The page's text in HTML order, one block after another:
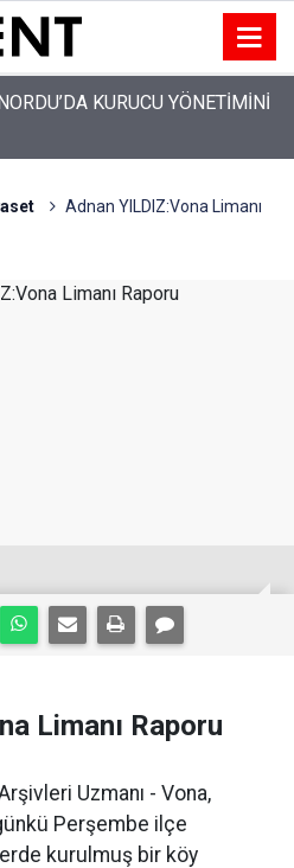
KURUCU YÖNETİMİNİ
Adnan YILDIZ:Vona Limanı
Limanı Raporu
Uzmanı - Vona,
Perşembe ilçe
kurulmuş bir köy